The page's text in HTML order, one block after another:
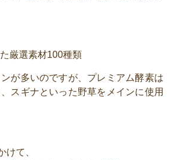
厳選素材100種類
が多いのですが、プレミアム酵素は
スギナといった野草をメインに使用
けて、